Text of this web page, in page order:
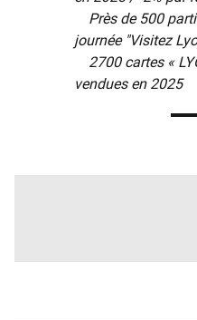
Près de 500
journée "Visitez
2700 cartes «
vendues en 2025